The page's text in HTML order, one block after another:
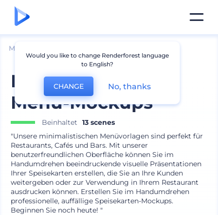
Mockups
Minimalistische
Menü-Mockups
Beinhaltet
13 scenes
"Unsere minimalistischen Menüvorlagen sind perfekt für
Restaurants, Cafés und Bars. Mit unserer
benutzerfreundlichen Oberfläche können Sie im
Handumdrehen beeindruckende visuelle Präsentationen
Ihrer Speisekarten erstellen, die Sie an Ihre Kunden
weitergeben oder zur Verwendung in Ihrem Restaurant
ausdrucken können. Erstellen Sie im Handumdrehen
professionelle, auffällige Speisekarten-Mockups.
Beginnen Sie noch heute! "
Would you like to change Renderforest language
to English?
CHANGE No, thanks